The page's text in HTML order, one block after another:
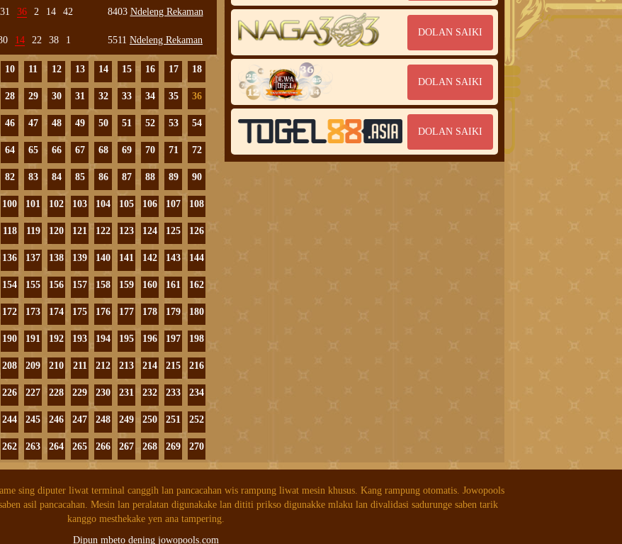
31 36 2 14 42 8403 Ndeleng Rekaman
14 22 38 1 5511 Ndeleng Rekaman
10 11 12 13 14 15 16 17 18
28 29 30 31 32 33 34 35 36
46 47 48 49 50 51 52 53 54
64 65 66 67 68 69 70 71 72
82 83 84 85 86 87 88 89 90
100 101 102 103 104 105 106 107 108
118 119 120 121 122 123 124 125 126
136 137 138 139 140 141 142 143 144
154 155 156 157 158 159 160 161 162
172 173 174 175 176 177 178 179 180
190 191 192 193 194 195 196 197 198
208 209 210 211 212 213 214 215 216
226 227 228 229 230 231 232 233 234
244 245 246 247 248 249 250 251 252
262 263 264 265 266 267 268 269 270
DOLAN SAIKI
DOLAN SAIKI
DOLAN SAIKI
sing diputer liwat terminal canggih lan pancacahan wis rampung liwat mesin khusus. Kang rampung otomatis. Jowopools
asil pancacahan. Mesin lan peralatan digunakake lan dititi prikso digunakke mlaku lan divalidasi sadurunge saben tarik
kanggo mesthekake yen ana tampering.
Dipun mbeto dening jowopools.com